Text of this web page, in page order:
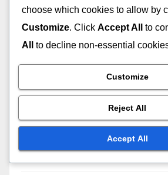
Acoustique, Flexibilité
Étagères De Rangement:
choose which cookies to allow by
Customize. Click Accept All to
All
to decline non-essential
Customize
Reject All
Accept All